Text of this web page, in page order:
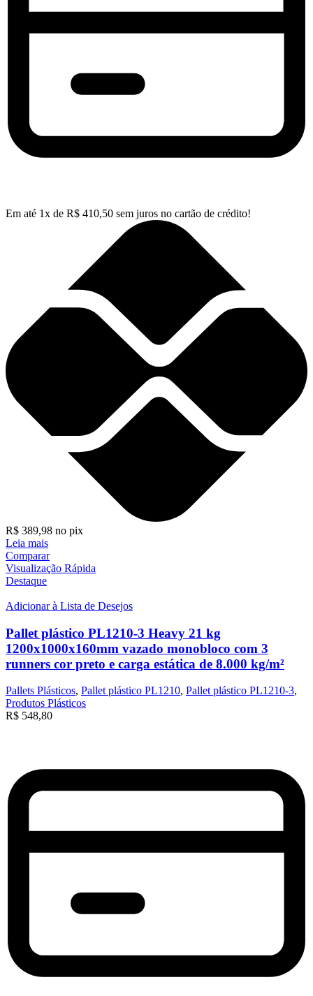
Em até 1x de R$ 410,50 sem juros no cartão de crédito!
R$ 389,98 no pix
Leia mais
Comparar
Visualização Rápida
Destaque
Adicionar à Lista de Desejos
Pallet plástico PL1210-3 Heavy 21 kg
1200x1000x160mm vazado monobloco com 3
runners cor preto e carga estática de 8.000 kg/m²
Pallets Plásticos, Pallet plástico PL1210, Pallet plástico PL1210-3,
Produtos Plásticos
R$ 548,80